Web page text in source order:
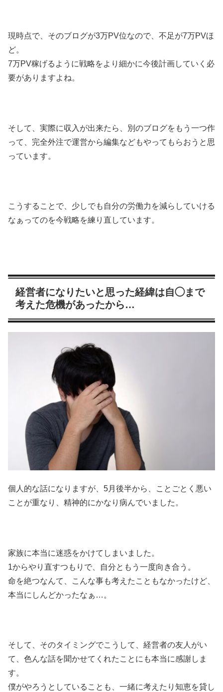
現時点で、そのブログが3万PV位なので、不足が7万PVほ
ど。
7万PV稼げるように戦略をより細かに今後計画していく必
要がありますよね。
そして、実際に収入が出来たら、別のブログをもう一つ作
って、完全外注で運営から編集などもやってもらおうと思
っています。
こうすることで、少しでも自分の労働力を減らしていける
なぁってのを今戦略を練り直しています。
経営者になりたいと思った経緯は自◯まで
考えた危機があったから…
個人的な話になりますが、5月後半から、ことごとく悪い
ことが重なり、精神的にかなり病んでいました。
家族に本当に迷惑をかけてしまいました。
1からやり直すつもりで、自分ともう一度向き合う。
命を絶つなんて、こんな事も考えたこともなかったけど、
本当にしんどかったなぁ…。
そして、そのタイミングでこうして、経営者の友人がい
て、色んな話を聞かせてくれたことにも本当に感謝しま
す。
僕がやろうとしていることも、一緒に考えたり知恵を貸し